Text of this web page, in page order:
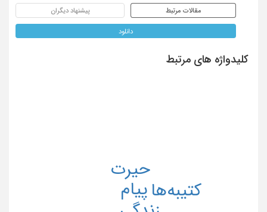
مقالات مرتبط پیشنهاد دیگران
دانلود
کلیدواژه های مرتبط
پیام
حیرت
کتیبه‌ها